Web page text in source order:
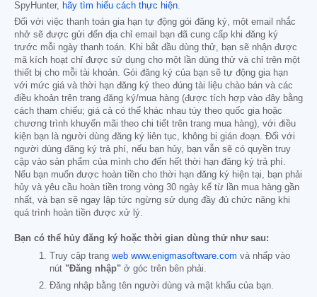
SpyHunter, hãy tìm hiểu cách thực hiện.
Đối với việc thanh toán gia hạn tự động gói đăng ký, một email nhắc
nhở sẽ được gửi đến địa chỉ email bạn đã cung cấp khi đăng ký
trước mỗi ngày thanh toán. Khi bắt đầu dùng thử, bạn sẽ nhận được
mã kích hoạt chỉ được sử dụng cho một lần dùng thử và chỉ trên một
thiết bị cho mỗi tài khoản. Gói đăng ký của bạn sẽ tự động gia hạn
với mức giá và thời hạn đăng ký theo đúng tài liệu chào bán và các
điều khoản trên trang đăng ký/mua hàng (được tích hợp vào đây bằng
cách tham chiếu; giá cả có thể khác nhau tùy theo quốc gia hoặc
chương trình khuyến mãi theo chi tiết trên trang mua hàng), với điều
kiện bạn là người dùng đăng ký liên tục, không bị gián đoạn. Đối với
người dùng đăng ký trả phí, nếu bạn hủy, bạn vẫn sẽ có quyền truy
cập vào sản phẩm của mình cho đến hết thời hạn đăng ký trả phí.
Nếu bạn muốn được hoàn tiền cho thời hạn đăng ký hiện tại, bạn phải
hủy và yêu cầu hoàn tiền trong vòng 30 ngày kể từ lần mua hàng gần
nhất, và bạn sẽ ngay lập tức ngừng sử dụng đầy đủ chức năng khi
quá trình hoàn tiền được xử lý.
Bạn có thể hủy đăng ký hoặc thời gian dùng thử như sau:
Truy cập trang web www.enigmasoftware.com và nhấp vào
nút "Đăng nhập" ở góc trên bên phải.
Đăng nhập bằng tên người dùng và mật khẩu của bạn.